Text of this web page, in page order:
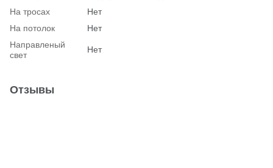
На тросах
Нет
На потолок
Нет
Hаправленый
свет
Нет
Отзывы